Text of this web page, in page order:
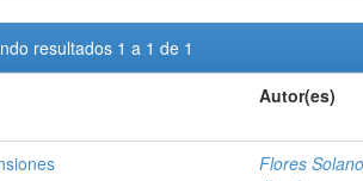
resultados 1 a 1 de 1
Autor(es)
Flores